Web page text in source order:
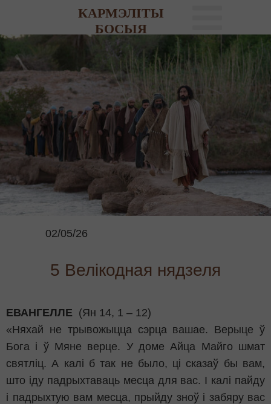
02/05/26
5 Велікодная нядзеля
ЕВАНГЕЛЛЕ (Ян 14, 1 – 12)
«Няхай не трывожыцца сэрца вашае. Верыце ў
Бога і ў Мяне верце. У доме Айца Майго шмат
святліц. А калі б так не было, ці сказаў бы вам,
што іду падрыхтаваць месца для вас. І калі пайду
і падрыхтую вам месца, прыйду зноў і забяру вас
КАРМЭЛІТЫ
БОСЫЯ